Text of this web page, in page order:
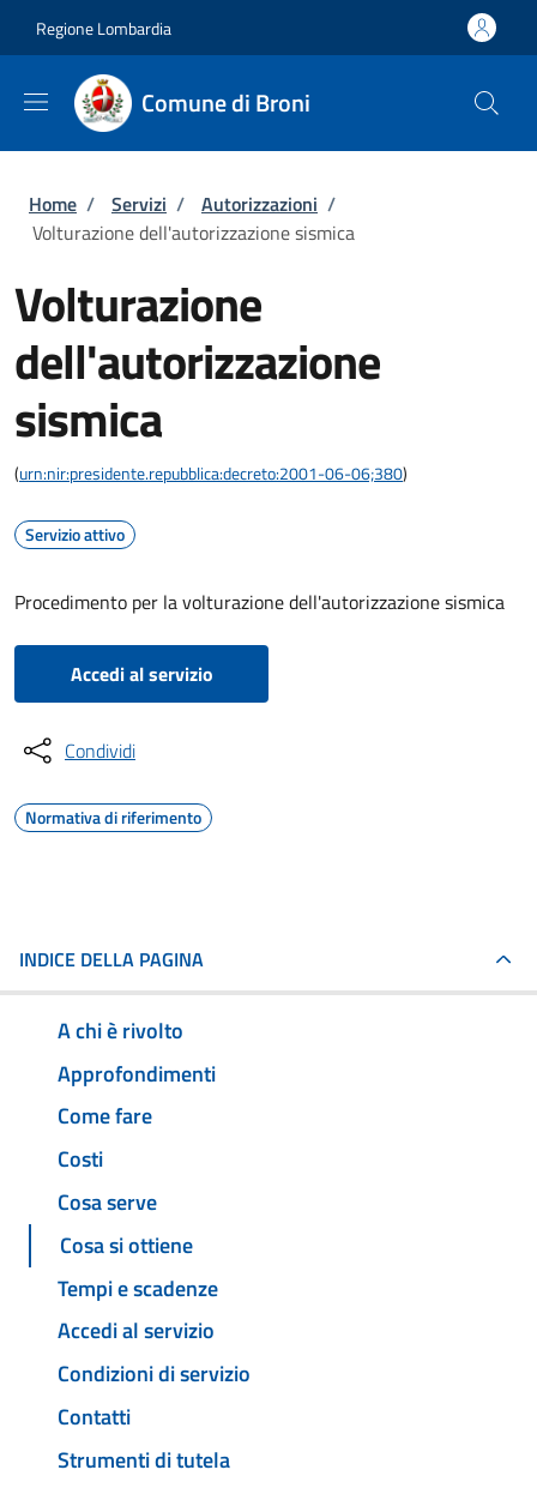
Regione Lombardia
Comune di Broni
Briciole di pane
Home / Servizi / Autorizzazioni /
Volturazione dell'autorizzazione sismica
Volturazione
dell'autorizzazione
sismica
(urn:nir:presidente.repubblica:decreto:2001-06-06;380)
Servizio attivo
Procedimento per la volturazione dell'autorizzazione sismica
Accedi al servizio
Condividi
Normativa di riferimento
INDICE DELLA PAGINA
A chi è rivolto
Approfondimenti
Come fare
Costi
Cosa serve
Cosa si ottiene
Tempi e scadenze
Accedi al servizio
Condizioni di servizio
Contatti
Strumenti di tutela